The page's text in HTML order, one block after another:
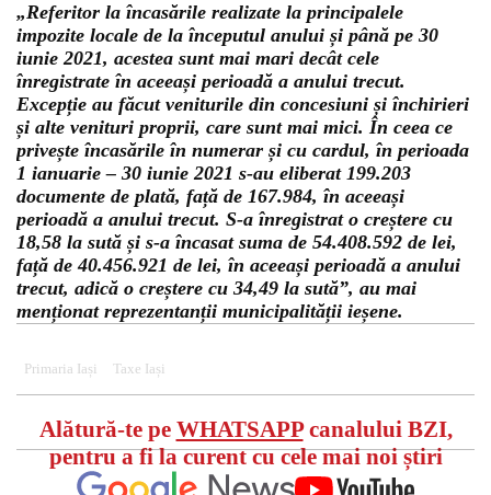
„Referitor la încasările realizate la principalele
impozite locale de la începutul anului și până pe 30
iunie 2021, acestea sunt mai mari decât cele
înregistrate în aceeași perioadă a anului trecut.
Excepție au făcut veniturile din concesiuni și închirieri
și alte venituri proprii, care sunt mai mici. În ceea ce
privește încasările în numerar și cu cardul, în perioada
1 ianuarie – 30 iunie 2021 s-au eliberat 199.203
documente de plată, față de 167.984, în aceeași
perioadă a anului trecut. S-a înregistrat o creștere cu
18,58 la sută și s-a încasat suma de 54.408.592 de lei,
față de 40.456.921 de lei, în aceeași perioadă a anului
trecut, adică o creștere cu 34,49 la sută”, au mai
menționat reprezentanții municipalității ieșene.
Primaria Iași Taxe Iași
Alătură-te pe WHATSAPPcanalului BZI,
pentru a fi la curent cu cele mai noi știri